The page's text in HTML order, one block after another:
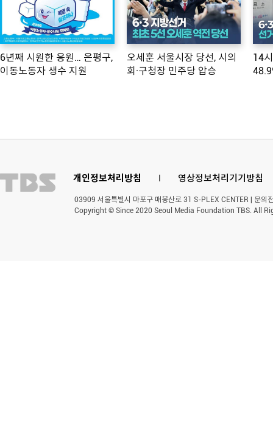
6년째 시원한 응원… 은평구,
이동노동자 생수 지원
오세훈 서울시장 당선, 시의
회·구청장 민주당 압승
14
개인정보처리방침 l 영상정보처리기기방침
03909 서울특별시 마포구 매봉산로 31 S-PLEX CENTER | 문
Copyright © Since 2020 Seoul Media Foundation TBS. All